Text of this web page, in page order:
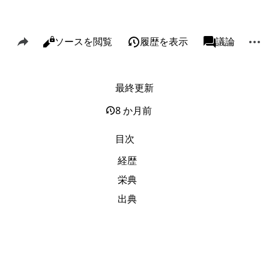
このページを共有
表示
閲覧ソースを閲覧 履歴を表示 associated-
ページ議論
リンク元
関連ページの更新状況
ページ情報
このページを引用
最終更新
8 か月前
目次
経歴
栄典
出典